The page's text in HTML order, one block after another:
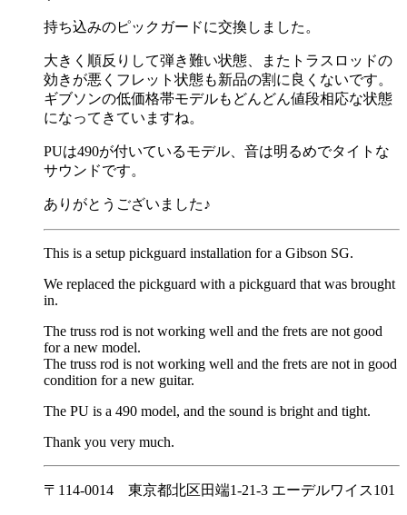
持ち込みのピックガードに交換しました。
大きく順反りして弾き難い状態、またトラスロッドの
効きが悪くフレット状態も新品の割に良くないです。
ギブソンの低価格帯モデルもどんどん値段相応な状態
になってきていますね。
PUは490が付いているモデル、音は明るめでタイトな
サウンドです。
ありがとうございました♪
This is a setup pickguard installation for a Gibson SG.
We replaced the pickguard with a pickguard that was brought
in.
The truss rod is not working well and the frets are not good
for a new model.
The truss rod is not working well and the frets are not in good
condition for a new guitar.
The PU is a 490 model, and the sound is bright and tight.
Thank you very much.
〒114-0014 東京都北区田端1-21-3 エーデルワイス101